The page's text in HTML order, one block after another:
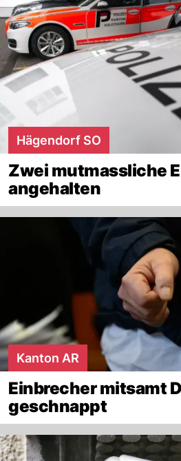
Hägendorf SO
Zwei mutmassliche
angehalten
Kanton AR
Einbrecher mitsamt
geschnappt